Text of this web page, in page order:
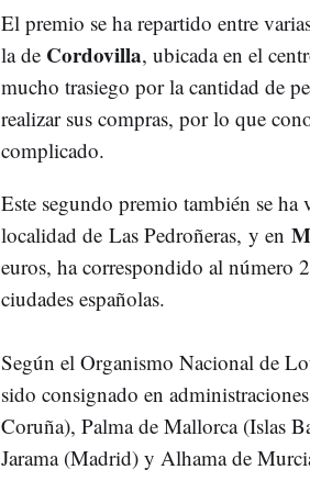
El premio se ha repartido entre
la deCordovilla, ubicada en el
mucho trasiego por la cantidad de
realizar sus compras, por lo que
complicado.
Este segundo premio también se ha
localidad de Las Pedroñeras, y en
euros, ha correspondido al número
ciudades españolas.
Según el Organismo Nacional de
sido consignado en
Coruña), Palma de Mallorca (Islas
Jarama (Madrid) y Alhama de